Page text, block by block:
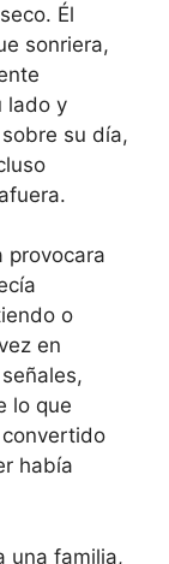
Él
sonriera,
lado y
su día,
provocara
o
en
lo que
había
una familia,